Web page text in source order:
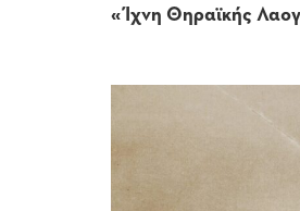
«Ίχνη Θηραϊκής